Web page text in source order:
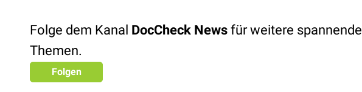
Folge dem Kanal DocCheck News für weitere spannende
Themen.
Folgen